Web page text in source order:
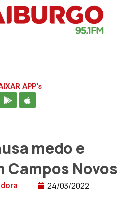
APP's
medo e
Campos Novos
24/03/2022